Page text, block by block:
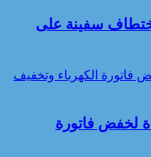
سفينة على
فاتورة الكهرباء وتخفيف
لخفض فاتورة